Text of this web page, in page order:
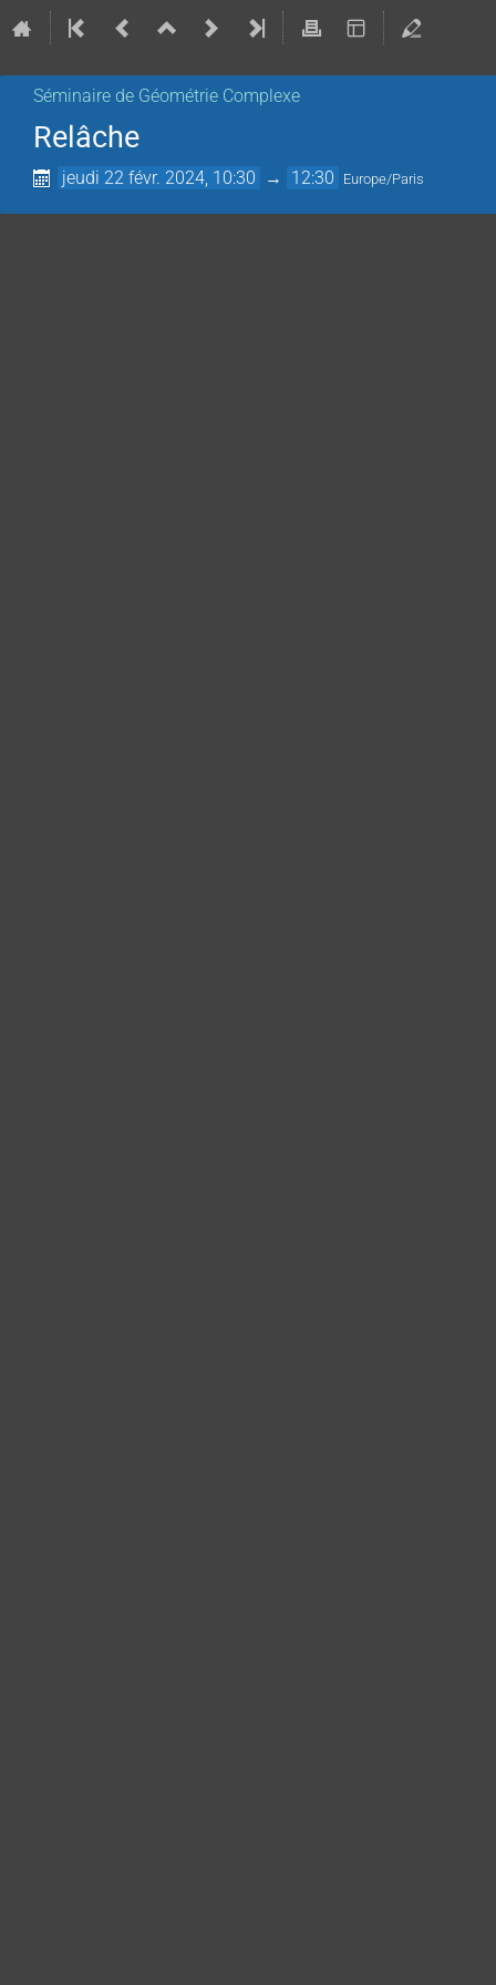
Séminaire de Géométrie Complexe
Relâche
jeudi 22 févr. 2024, 10:30 → 12:30 Europe/Paris